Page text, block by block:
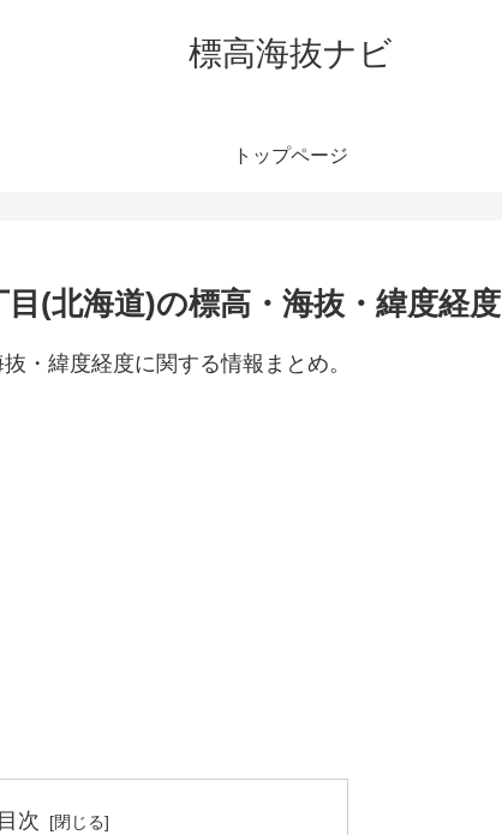
標高海抜ナビ
トップページ
(北海道)の標高・海抜・緯度経度
・緯度経度に関する情報まとめ。
目次